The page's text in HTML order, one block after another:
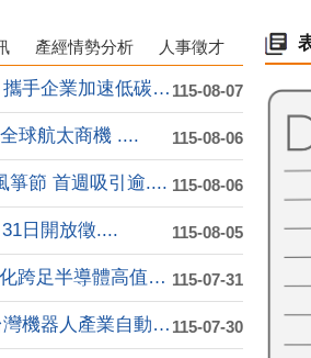
產經情勢分析 人事徵才
115-08-07
高市府整合淨零技術與轉型資源 攜手企業加速低碳轉....
115-08-06
球航太商機 ....
115-08-06
箏節 首週吸引逾....
115-08-05
日開放徵....
115-07-31
台塑德山加碼投資高雄10億元 石化跨足半導體高值化....
115-07-30
飛傲科技進駐高雄軟體園區 打造台灣機器人產業自動化....